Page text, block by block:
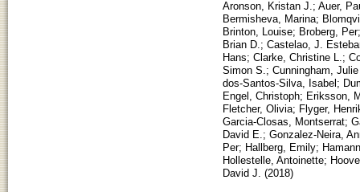
Aronson, Kristan J. ; Auer,
Bermisheva, Marina;
Brinton, Louise; Broberg, Per
Brian D. ; Castelao, J.
Hans; Clarke, Christine L. ;
Simon S. ; Cunningham,
dos-Santos-Silva, Isabel;
Engel, Christoph; Eriksson,
Fletcher, Olivia; Flyger,
Garcia-Closas, Montserrat;
David E. ; Gonzalez-Neira,
Per; Hallberg, Emily;
Hollestelle, Antoinette;
David J. (2018)